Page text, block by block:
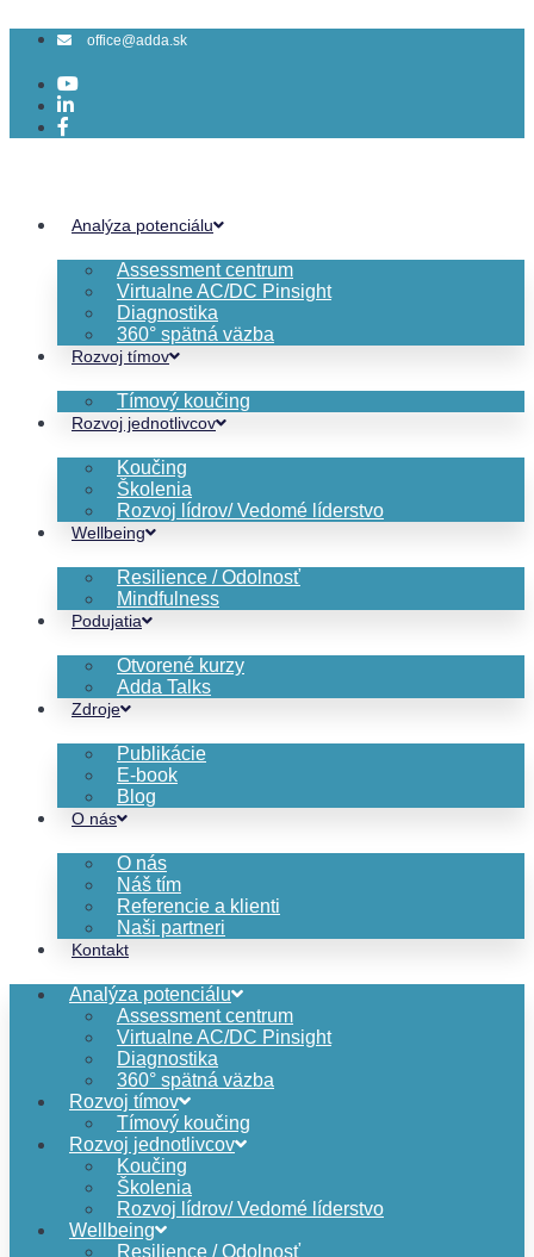
office@adda.sk
Analýza potenciálu
Assessment centrum
Virtualne AC/DC Pinsight
Diagnostika
360° spätná väzba
Rozvoj tímov
Tímový koučing
Rozvoj jednotlivcov
Koučing
Školenia
Rozvoj lídrov/ Vedomé líderstvo
Wellbeing
Resilience / Odolnosť
Mindfulness
Podujatia
Otvorené kurzy
Adda Talks
Zdroje
Publikácie
E-book
Blog
O nás
O nás
Náš tím
Referencie a klienti
Naši partneri
Kontakt
Analýza potenciálu
Assessment centrum
Virtualne AC/DC Pinsight
Diagnostika
360° spätná väzba
Rozvoj tímov
Tímový koučing
Rozvoj jednotlivcov
Koučing
Školenia
Rozvoj lídrov/ Vedomé líderstvo
Wellbeing
Resilience / Odolnosť